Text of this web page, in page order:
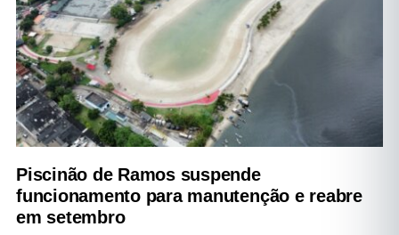
Piscinão de Ramos suspende
funcionamento para manutenção e reabre
em setembro